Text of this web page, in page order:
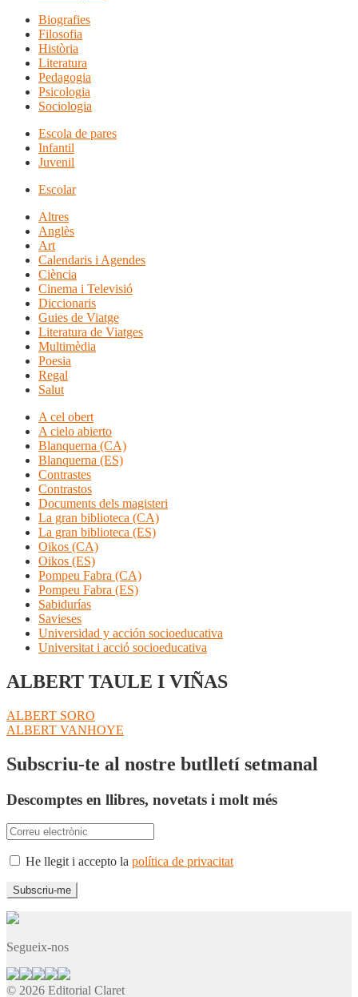
Biografies
Filosofia
Història
Literatura
Pedagogia
Psicologia
Sociologia
Escola de pares
Infantil
Juvenil
Escolar
Altres
Anglès
Art
Calendaris i Agendes
Ciència
Cinema i Televisió
Diccionaris
Guies de Viatge
Literatura de Viatges
Multimèdia
Poesia
Regal
Salut
A cel obert
A cielo abierto
Blanquerna (CA)
Blanquerna (ES)
Contrastes
Contrastos
Documents dels magisteri
La gran biblioteca (CA)
La gran biblioteca (ES)
Oikos (CA)
Oikos (ES)
Pompeu Fabra (CA)
Pompeu Fabra (ES)
Sabidurías
Savieses
Universidad y acción socioeducativa
Universitat i acció socioeducativa
ALBERT TAULE I VIÑAS
Navegació
d'entrades
Entrada
anterior:
ALBERT SORO
Pròxima
ALBERT VANHOYE
Subscriu-te al nostre butlletí setmanal
Descomptes en llibres, novetats i molt més
He llegit i accepto la política de privacitat
Segueix-nos
© 2026 Editorial Claret